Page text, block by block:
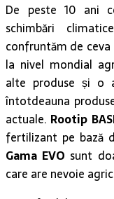
De peste 10 ani
schimbări
confruntăm de ceva
la nivel mondial
alte produse și o
întotdeauna
actuale. Rootip
fertilizant pe bază
Gama EVO sunt
care are nevoie